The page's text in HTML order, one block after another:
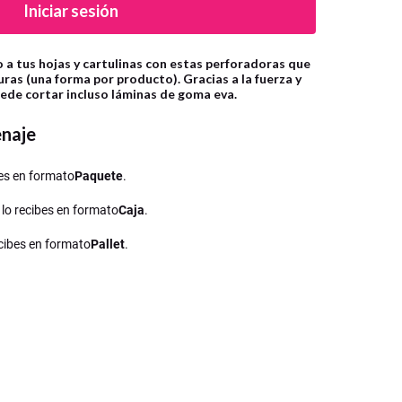
Iniciar sesión
tus hojas y cartulinas con estas perforadoras que
(una forma por producto). Gracias a la fuerza y
cortar incluso láminas de goma eva.
en formatoPaquete.
lo recibes en formatoCaja.
en formatoPallet.